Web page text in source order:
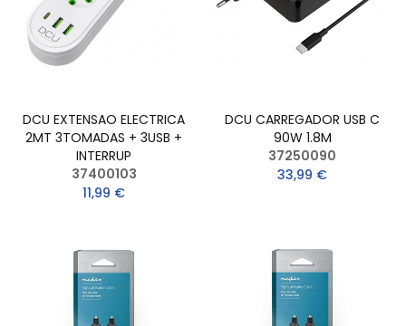
DCU EXTENSAO ELECTRICA
2MT 3TOMADAS + 3USB +
INTERRUP
37400103
11,99 €
DCU CARREGADOR USB C
90W 1.8M
37250090
33,99 €